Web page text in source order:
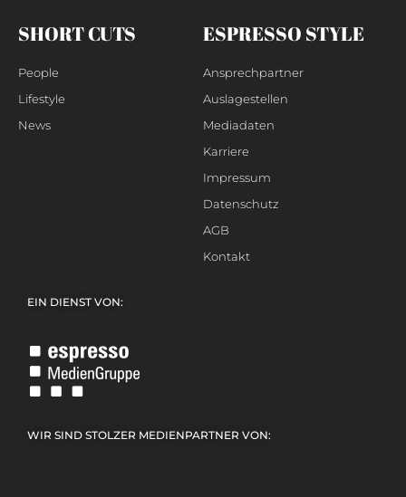
SHORT CUTS
People
Lifestyle
News
ESPRESSO STYLE
Ansprechpartner
Auslagestellen
Mediadaten
Karriere
Impressum
Datenschutz
AGB
Kontakt
EIN DIENST VON:
WIR SIND STOLZER MEDIENPARTNER VON: